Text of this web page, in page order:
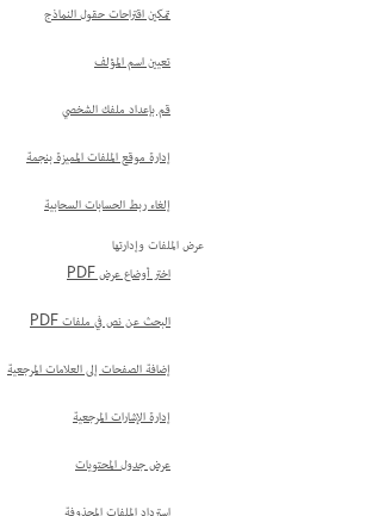
تمكين اقتراحات حقول النماذج
تعيين اسم المؤلف
قم بإعداد ملفك الشخصي
إدارة موقع الملفات المميزة بنجمة
إلغاء ربط الحسابات السحابية
عرض الملفات وإدارتها
اختر أوضاع عرض PDF
البحث عن نص في ملفات PDF
إضافة الصفحات إلى العلامات المرجعية
إدارة الإشارات المرجعية
عرض جدول المحتويات